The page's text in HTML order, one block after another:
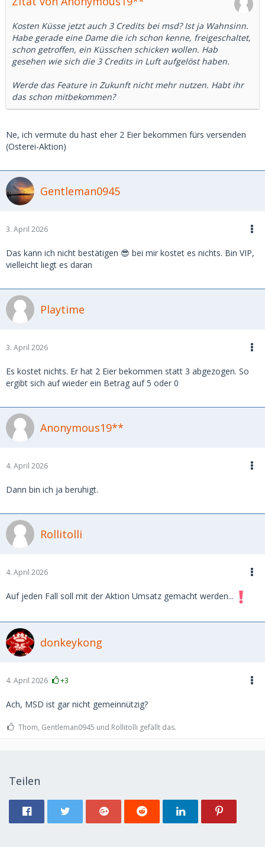
Kosten Küsse jetzt auch 3 Credits bei msd? Ist ja Wahnsinn.
Habe gerade eine Dame die ich schon kenne, freigeschaltet,
schon getroffen, ein Küsschen schicken wollen. Hab
gesehen wie sich die 3 Credits in Luft aufgelöst haben.
Werde das Feature in Zukunft nicht mehr nutzen. Habt ihr
das schon mitbekommen?
Ne, ich vermute du hast eher 2 Eier bekommen fürs versenden
(Osterei-Aktion)
Gentleman0945
3. April 2026
Das kann ich nicht bestätigen 😎 bei mir kostet es nichts. Bin VIP,
vielleicht liegt es daran
Playtime
3. April 2026
Es kostet nichts. Er hat 2 Eier bekommen statt 3 abgezogen. So
ergibt sich auf wieder ein Betrag auf 5 oder 0
Anonymous19**
4. April 2026
Dann bin ich ja beruhigt.
Rollitolli
4. April 2026
Auf jeden Fall soll mit der Aktion Umsatz gemacht werden...
donkeykong
4. April 2026 +3
Ach, MSD ist gar nicht gemeinnützig?
Thom, Gentleman0945 und Rollitolli gefällt das.
Teilen